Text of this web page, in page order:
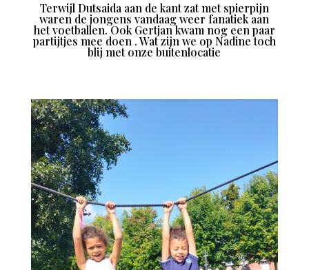
Terwijl Dutsaida aan de kant zat met spierpijn
waren de jongens vandaag weer fanatiek aan
het voetballen. Ook Gertjan kwam nog een paar
partijtjes mee doen . Wat zijn we op Nadine toch
blij met onze buitenlocatie